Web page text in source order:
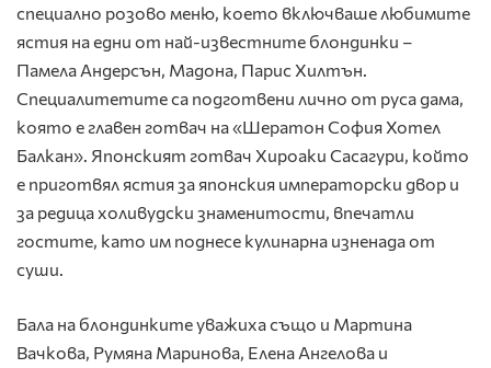
специално розово меню, което включваше любимите
ястия на едни от най-известните блондинки –
Памела Андерсън, Мадона, Парис Хилтън.
Специалитетите са подготвени лично от руса дама,
която е главен готвач на «Шератон София Хотел
Балкан». Японският готвач Хироаки Сасагури, който
е приготвял ястия за японския императорски двор и
за редица холивудски знаменитости, впечатли
гостите, като им поднесе кулинарна изненада от
суши.
Бала на блондинките уважиха също и Мартина
Вачкова, Румяна Маринова, Елена Ангелова и